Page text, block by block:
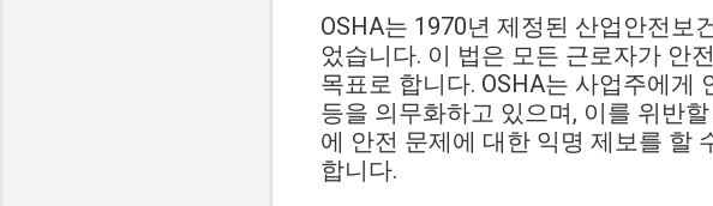
OSHA는 1970년 제정된 산업안전보
었습니다. 이 법은 모든 근로자가 안
목표로 합니다. OSHA는 사업주에게
등을 의무화하고 있으며, 이를 위반
에 안전 문제에 대한 익명 제보를 할
합니다.